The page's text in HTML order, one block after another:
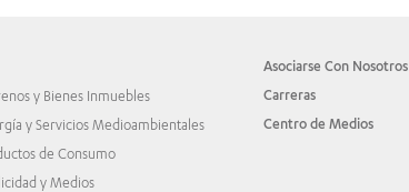
Asociarse Con Nosotros
Carreras
Centro de Medios
y Bienes Inmuebles
y Servicios Medioambientales
de Consumo
y Medios